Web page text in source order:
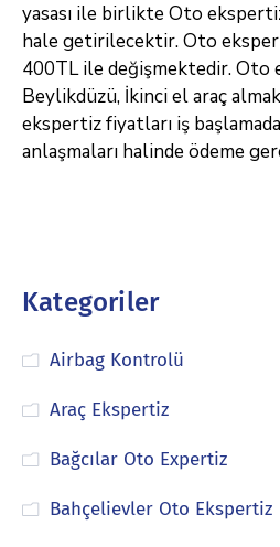
yasası ile birlikte Oto
hale getirilecektir. Oto
400TL ile değişmektedir. Oto
Beylikdüzü, İkinci el araç
ekspertiz fiyatları iş
anlaşmaları halinde ödeme
Kategoriler
Airbag Kontrolü
Araç Ekspertiz
Bağcılar Oto Expertiz
Bahçelievler Oto Ekspertiz